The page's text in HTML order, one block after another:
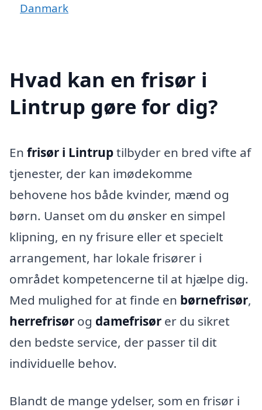
Danmark
Hvad kan en frisør i
Lintrup gøre for dig?
En frisør i Lintruptilbyder en bred vifte af
tjenester, der kan imødekomme
behovene hos både kvinder, mænd og
børn. Uanset om du ønsker en simpel
klipning, en ny frisure eller et specielt
arrangement, har lokale frisører i
området kompetencerne til at hjælpe dig.
Med mulighed for at finde en børnefrisør,
herrefrisør og damefrisør er du sikret
den bedste service, der passer til dit
individuelle behov.
Blandt de mange ydelser, som en frisør i